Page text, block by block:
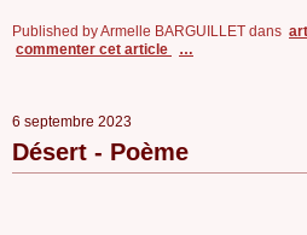
Published by Armelle BARGUILLET dans
commenter cet article
…
6 septembre 2023
Désert - Poème